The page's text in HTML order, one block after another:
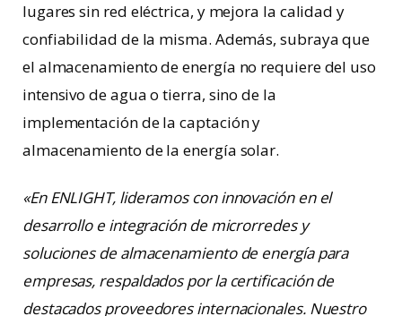
lugares sin red eléctrica, y mejora la calidad y
confiabilidad de la misma. Además, subraya que
el almacenamiento de energía no requiere del uso
intensivo de agua o tierra, sino de la
implementación de la captación y
almacenamiento de la energía solar.
«En ENLIGHT, lideramos con innovación en el
desarrollo e integración de microrredes y
soluciones de almacenamiento de energía para
empresas, respaldados por la certificación de
destacados proveedores internacionales. Nuestro